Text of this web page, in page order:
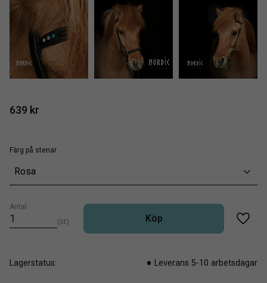
639 kr
Färg på stenar
Rosa
Antal
st Köp
Lägg
Lagerstatus Leverans 5-10 arbetsdagar